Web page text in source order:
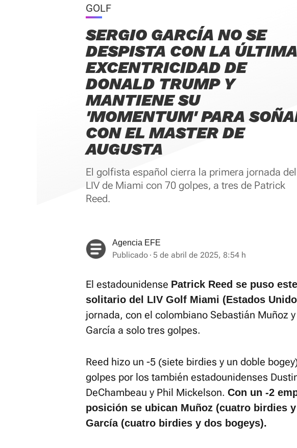
GOLF
SERGIO GARCÍA NO SE
DESPISTA CON LA ÚLTIMA
EXCENTRICIDAD DE
DONALD TRUMP Y
MANTIENE SU
'MOMENTUM' PARA
CON EL MASTER DE
AUGUSTA
El golfista español cierra la primera jornada del
LIV de Miami con 70 golpes, a tres de Patrick
Reed.
Agencia EFE
Publicado 5 de abril de 2025, 8:54 h
El estadounidense Patrick Reed se puso
solitario del LIV Golf Miami (Estados
jornada, con el colombiano Sebastián Muñoz
García a solo tres golpes.
Reed hizo un -5 (siete birdies y un doble
golpes por los también estadounidenses
DeChambeau y Phil Mickelson. Con un -2
posición se ubican Muñoz (cuatro birdies
García (cuatro birdies y dos bogeys).